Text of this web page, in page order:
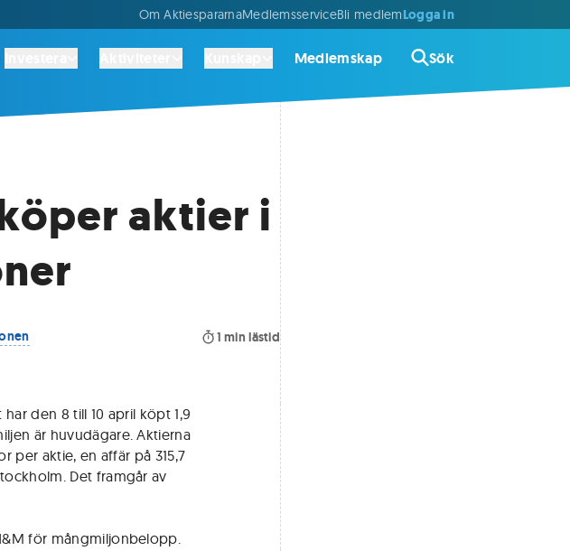
Om AktiespararnaMedlemsserviceBli medlemLogga in
Medlemskap Sök
aktier i
1 min lästid
den 8 till 10 april köpt 1,9
är huvudägare. Aktierna
per aktie, en affär på 315,7
Det framgår av
för mångmiljonbelopp.